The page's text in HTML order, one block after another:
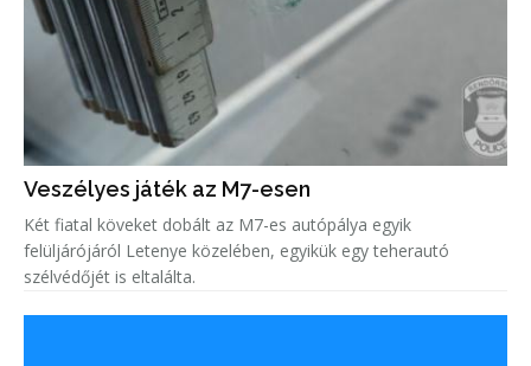
Veszélyes játék az M7-esen
Két fiatal köveket dobált az M7-es autópálya egyik
felüljárójáról Letenye közelében, egyikük egy teherautó
szélvédőjét is eltalálta.